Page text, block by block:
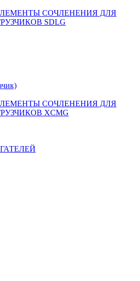
СОЧЛЕНЕНИЯ ДЛЯ
SDLG
СОЧЛЕНЕНИЯ ДЛЯ
XCMG